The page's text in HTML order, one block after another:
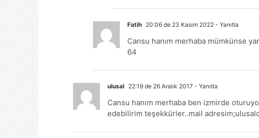
Fatih 20:06 de 23 Kasım 2022 - Yanıtla
Cansu hanım merhaba mümkünse
64
ulusal 22:19 de 26 Aralık 2017 - Yanıtla
Cansu hanım merhaba ben izmirde
edebilirim teşekkürler..mail adresim;